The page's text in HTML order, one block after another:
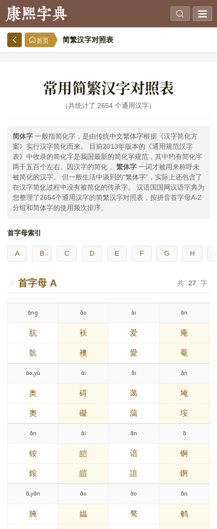
首页 简繁汉字对照表
常用简繁汉字对照表
共统计了 2654 个通用汉字
简体字 一般指简化字，是由传统中文繁体字根据《汉字简化方
案》实行汉字简化而来。 目前2013年版本的《通用规范汉字
表》中收录的简化字是我国最新的简化字规范，其中约有简化字
两千五百个左右。因汉字的简化， 繁体字 一词才被用来称呼未
被简化的汉字。 但一般生活中谈到的“繁体字”，实际上还包含了
在汉字简化过程中没有被简化的传承字。 汉语国国网汉语字典为
您整理了2654个通用汉字的简繁汉字对照表，按拼音首字母A-Z
分组和简体字的使用频次排序。
首字母索引
A B C D E F G H
首字母 A 共 27 字
āng
肮
骯
ǎo
袄
襖
ài
爱
愛
ān
庵
菴
ào,yù
奥
奧
ài
碍
礙
ǎi
蔼
藹
ǎn
埯
垵
ǎn
铵
銨
ái
皑
皚
ān
谙
諳
ā
锕
錒
ā,yān
腌
ǎo
媪
ào
骜
ān
鹌